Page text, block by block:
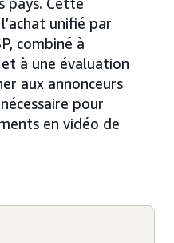
unifié par
combiné à
à une évaluation
aux annonceurs
pour
en vidéo de